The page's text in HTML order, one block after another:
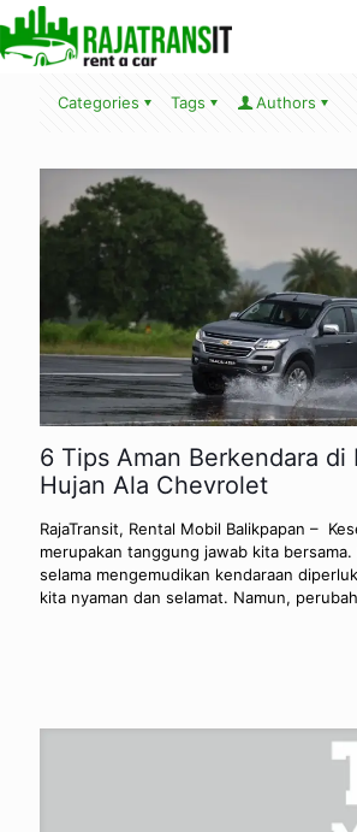
Categories Tags Authors
6 Tips Aman Berkendara di
Hujan Ala Chevrolet
RajaTransit, Rental Mobil Balikpapan –
merupakan tanggung jawab kita bersama.
selama mengemudikan kendaraan
kita nyaman dan selamat. Namun,